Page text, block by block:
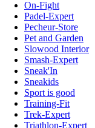
On-Fight
Padel-Expert
Pecheur-Store
Pet and Garden
Slowood Interior
Smash-Expert
Sneak'In
Sneakids
Sport is good
Training-Fit
Trek-Expert
Triathlon-Expert